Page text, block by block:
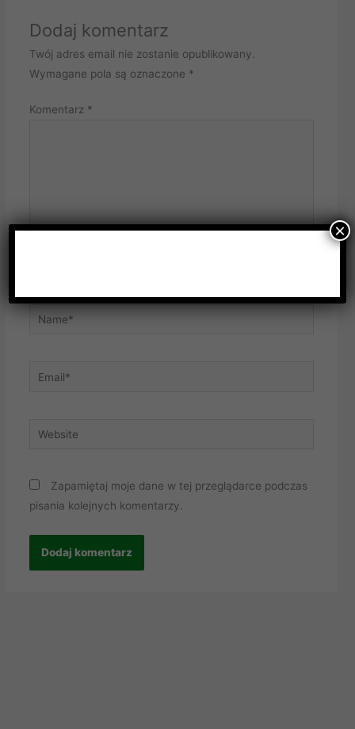
Dodaj komentarz
Twój adres email nie zostanie opublikowany.
Wymagane pola są oznaczone *
Komentarz *
Name*
Email*
Website
Zapamiętaj moje dane w tej przeglądarce podczas
pisania kolejnych komentarzy.
×